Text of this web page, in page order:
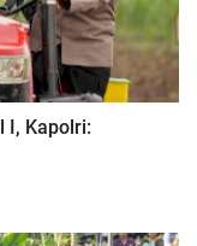
I, Kapolri: